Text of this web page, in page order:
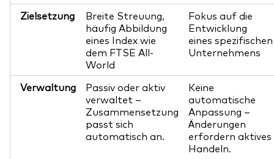
Zielsetzung
Breite Streuung,
häufig Abbildung
eines Index wie
dem FTSE All-
World
Fokus auf die
Entwicklung
eines spezifischen
Unternehmens
Verwaltung
Passiv oder aktiv
verwaltet –
Zusammensetzung
passt sich
automatisch an.
Keine
automatische
Anpassung –
Änderungen
erfordern aktives
Handeln.